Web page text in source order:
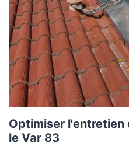
Optimiser
le Var 83